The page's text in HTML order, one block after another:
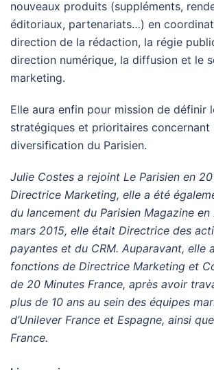
nouveaux produits (suppléments,
éditoriaux, partenariats…) en
direction de la rédaction, la régie
direction numérique, la diffusion et le
marketing.
Elle aura enfin pour mission de définir
stratégiques et prioritaires concernant
diversification du Parisien.
Julie Costes a rejoint Le Parisien en
Directrice Marketing, elle a été
du lancement du Parisien Magazine en
mars 2015, elle était Directrice des
payantes et du CRM. Auparavant, elle
fonctions de Directrice Marketing et
de 20 Minutes France, après avoir
plus de 10 ans au sein des équipes
d’Unilever France et Espagne, ainsi
France.